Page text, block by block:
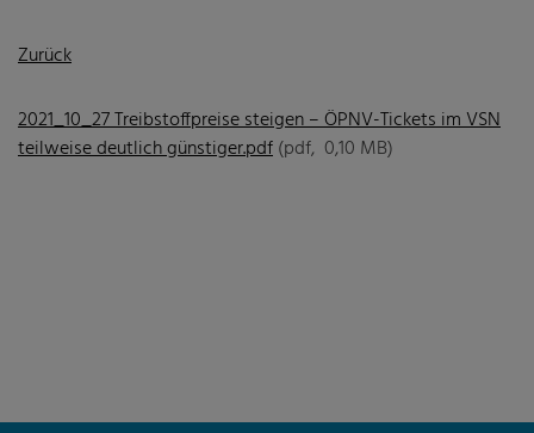
Zurück
2021_10_27 Treibstoffpreise steigen – ÖPNV-Tickets im VSN
teilweise deutlich günstiger.pdf(pdf, 0,10 MB)